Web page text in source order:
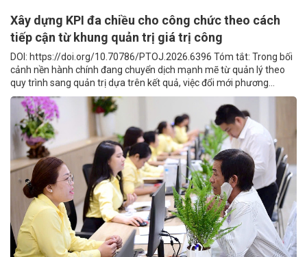
Xây dựng KPI đa chiều cho công chức theo cách
tiếp cận từ khung quản trị giá trị công
DOI: https://doi.org/10.70786/PTOJ.2026.6396 Tóm tắt: Trong bối
cảnh nền hành chính đang chuyển dịch mạnh mẽ từ quản lý theo
quy trình sang quản trị dựa trên kết quả, việc đổi mới phương...